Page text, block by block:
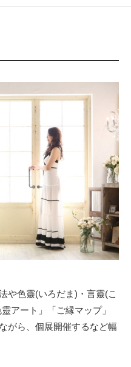
や色靈(いろだま)・言靈(こ
アート」「ご縁マップ」
がら、個展開催するなど幅